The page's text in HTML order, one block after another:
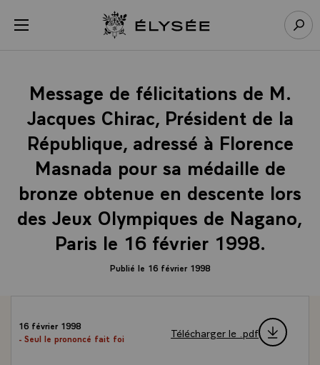
menu Retour à l’accueil Élysée
Message de félicitations de M.
Jacques Chirac, Président de la
République, adressé à Florence
Masnada pour sa médaille de
bronze obtenue en descente lors
des Jeux Olympiques de Nagano,
Paris le 16 février 1998.
Publié le 16 février 1998
16 février 1998
- Seul le prononcé fait foi
Télécharger le .pdf
Panneau de gestion des cookies